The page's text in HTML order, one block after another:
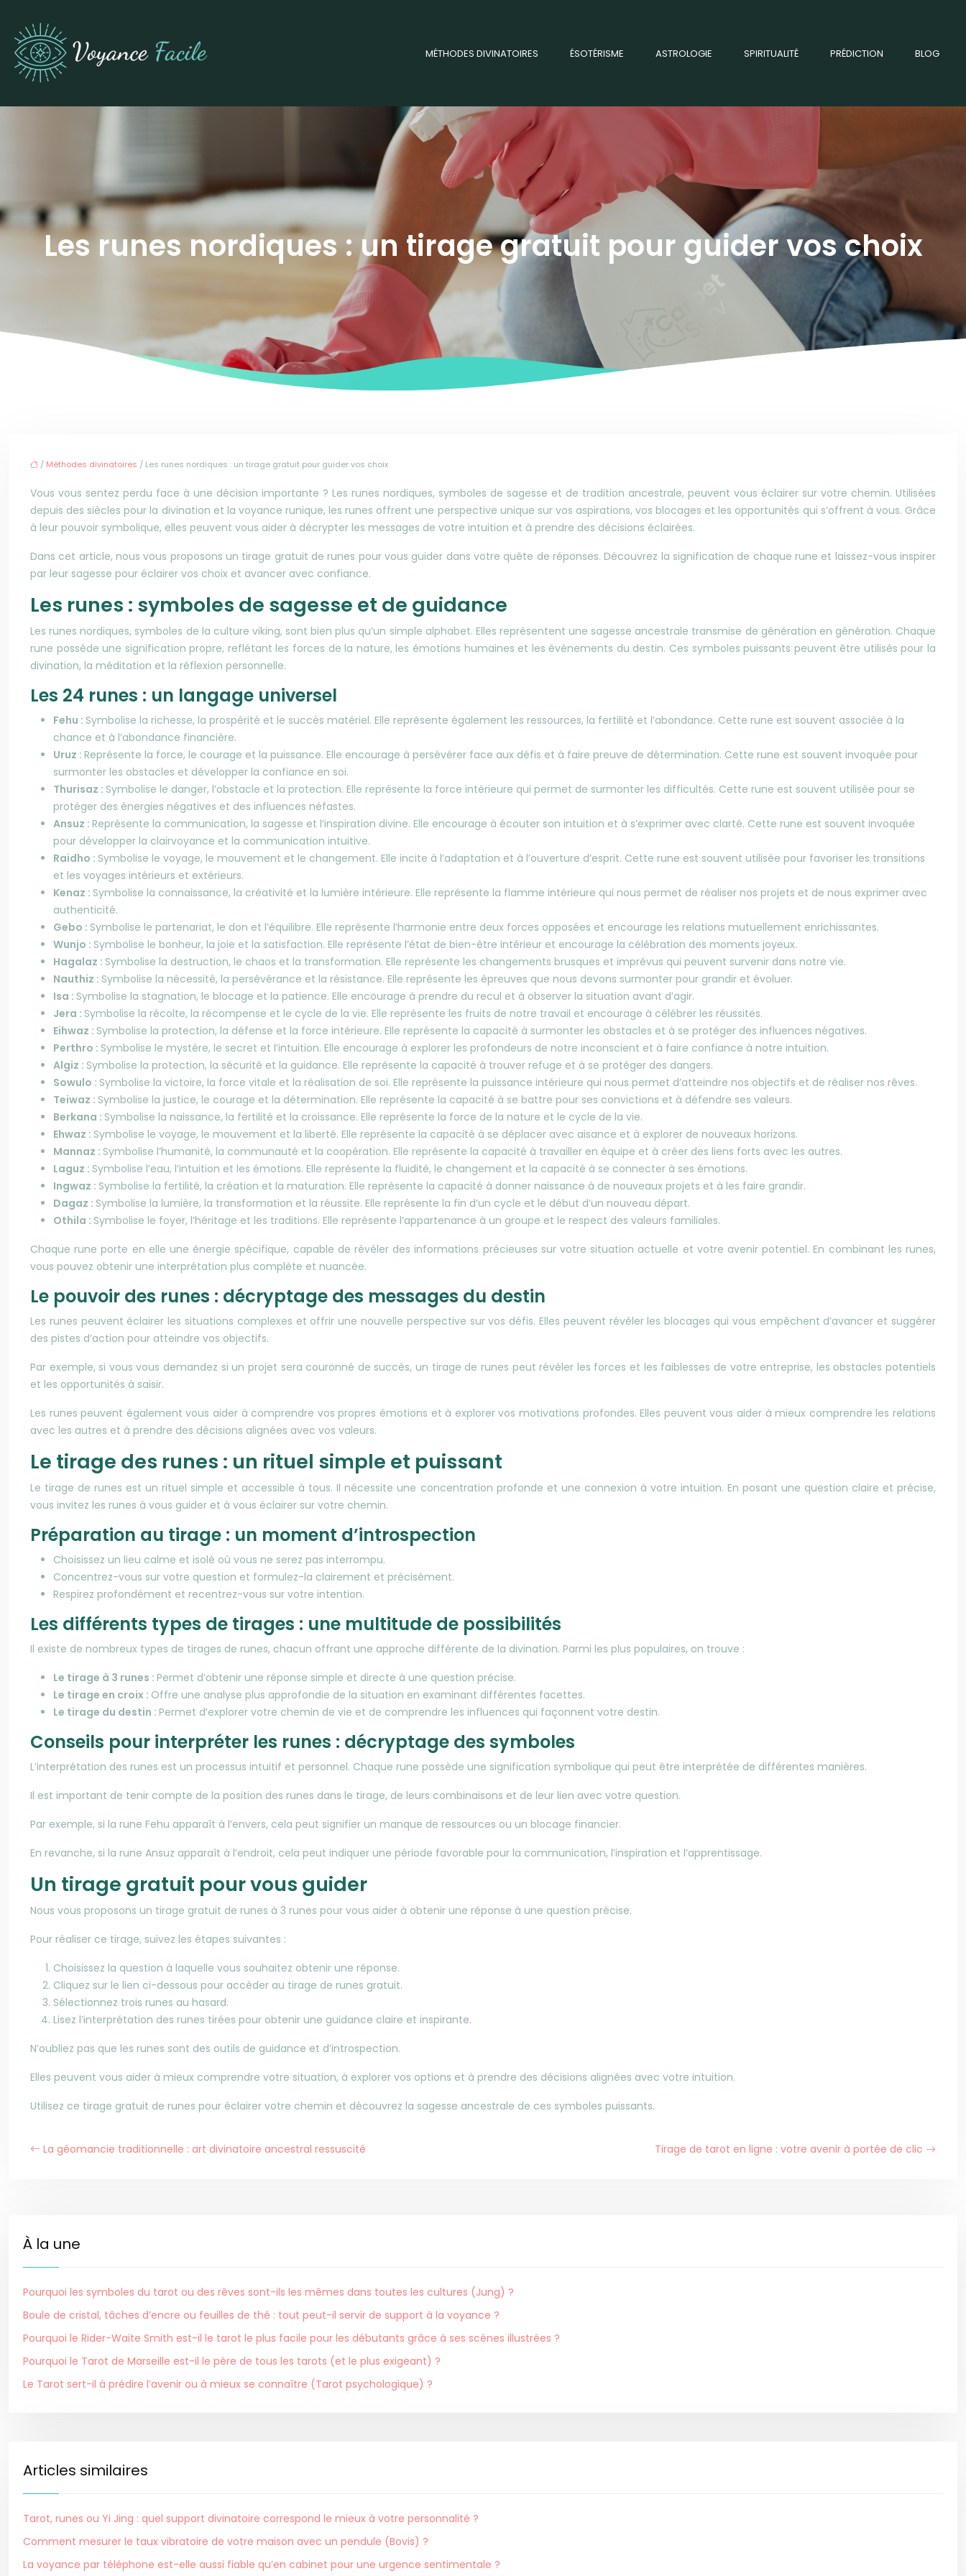
MÉTHODES DIVINATOIRES ÉSOTÉRISME ASTROLOGIE SPIRITUALITÉ PRÉDICTION BLOG
Les runes nordiques : un tirage gratuit pour guider vos choix
/ Méthodes divinatoires / Les runes nordiques : un tirage gratuit pour guider vos choix
Vous vous sentez perdu face à une décision importante ? Les runes nordiques, symboles de sagesse et de tradition ancestrale, peuvent vous éclairer sur votre chemin. Utilisées
depuis des siècles pour la divination et la voyance runique, les runes offrent une perspective unique sur vos aspirations, vos blocages et les opportunités qui s’offrent à vous. Grâce
à leur pouvoir symbolique, elles peuvent vous aider à décrypter les messages de votre intuition et à prendre des décisions éclairées.
Dans cet article, nous vous proposons un tirage gratuit de runes pour vous guider dans votre quête de réponses. Découvrez la signification de chaque rune et laissez-vous inspirer
par leur sagesse pour éclairer vos choix et avancer avec confiance.
Les runes : symboles de sagesse et de guidance
Les runes nordiques, symboles de la culture viking, sont bien plus qu’un simple alphabet. Elles représentent une sagesse ancestrale transmise de génération en génération. Chaque
rune possède une signification propre, reflétant les forces de la nature, les émotions humaines et les événements du destin. Ces symboles puissants peuvent être utilisés pour la
divination, la méditation et la réflexion personnelle.
Les 24 runes : un langage universel
Fehu : Symbolise la richesse, la prospérité et le succès matériel. Elle représente également les ressources, la fertilité et l’abondance. Cette rune est souvent associée à la
chance et à l’abondance financière.
Uruz : Représente la force, le courage et la puissance. Elle encourage à persévérer face aux défis et à faire preuve de détermination. Cette rune est souvent invoquée pour
surmonter les obstacles et développer la confiance en soi.
Thurisaz : Symbolise le danger, l’obstacle et la protection. Elle représente la force intérieure qui permet de surmonter les difficultés. Cette rune est souvent utilisée pour se
protéger des énergies négatives et des influences néfastes.
Ansuz : Représente la communication, la sagesse et l’inspiration divine. Elle encourage à écouter son intuition et à s’exprimer avec clarté. Cette rune est souvent invoquée
pour développer la clairvoyance et la communication intuitive.
Raidho : Symbolise le voyage, le mouvement et le changement. Elle incite à l’adaptation et à l’ouverture d’esprit. Cette rune est souvent utilisée pour favoriser les transitions
et les voyages intérieurs et extérieurs.
Kenaz : Symbolise la connaissance, la créativité et la lumière intérieure. Elle représente la flamme intérieure qui nous permet de réaliser nos projets et de nous exprimer avec
authenticité.
Gebo : Symbolise le partenariat, le don et l’équilibre. Elle représente l’harmonie entre deux forces opposées et encourage les relations mutuellement enrichissantes.
Wunjo : Symbolise le bonheur, la joie et la satisfaction. Elle représente l’état de bien-être intérieur et encourage la célébration des moments joyeux.
Hagalaz : Symbolise la destruction, le chaos et la transformation. Elle représente les changements brusques et imprévus qui peuvent survenir dans notre vie.
Nauthiz : Symbolise la nécessité, la persévérance et la résistance. Elle représente les épreuves que nous devons surmonter pour grandir et évoluer.
Isa : Symbolise la stagnation, le blocage et la patience. Elle encourage à prendre du recul et à observer la situation avant d’agir.
Jera : Symbolise la récolte, la récompense et le cycle de la vie. Elle représente les fruits de notre travail et encourage à célébrer les réussites.
Eihwaz : Symbolise la protection, la défense et la force intérieure. Elle représente la capacité à surmonter les obstacles et à se protéger des influences négatives.
Perthro : Symbolise le mystère, le secret et l’intuition. Elle encourage à explorer les profondeurs de notre inconscient et à faire confiance à notre intuition.
Algiz : Symbolise la protection, la sécurité et la guidance. Elle représente la capacité à trouver refuge et à se protéger des dangers.
Sowulo : Symbolise la victoire, la force vitale et la réalisation de soi. Elle représente la puissance intérieure qui nous permet d’atteindre nos objectifs et de réaliser nos rêves.
Teiwaz : Symbolise la justice, le courage et la détermination. Elle représente la capacité à se battre pour ses convictions et à défendre ses valeurs.
Berkana : Symbolise la naissance, la fertilité et la croissance. Elle représente la force de la nature et le cycle de la vie.
Ehwaz : Symbolise le voyage, le mouvement et la liberté. Elle représente la capacité à se déplacer avec aisance et à explorer de nouveaux horizons.
Mannaz : Symbolise l’humanité, la communauté et la coopération. Elle représente la capacité à travailler en équipe et à créer des liens forts avec les autres.
Laguz : Symbolise l’eau, l’intuition et les émotions. Elle représente la fluidité, le changement et la capacité à se connecter à ses émotions.
Ingwaz : Symbolise la fertilité, la création et la maturation. Elle représente la capacité à donner naissance à de nouveaux projets et à les faire grandir.
Dagaz : Symbolise la lumière, la transformation et la réussite. Elle représente la fin d’un cycle et le début d’un nouveau départ.
Othila : Symbolise le foyer, l’héritage et les traditions. Elle représente l’appartenance à un groupe et le respect des valeurs familiales.
Chaque rune porte en elle une énergie spécifique, capable de révéler des informations précieuses sur votre situation actuelle et votre avenir potentiel. En combinant les runes,
vous pouvez obtenir une interprétation plus complète et nuancée.
Le pouvoir des runes : décryptage des messages du destin
Les runes peuvent éclairer les situations complexes et offrir une nouvelle perspective sur vos défis. Elles peuvent révéler les blocages qui vous empêchent d’avancer et suggérer
des pistes d’action pour atteindre vos objectifs.
Par exemple, si vous vous demandez si un projet sera couronné de succès, un tirage de runes peut révéler les forces et les faiblesses de votre entreprise, les obstacles potentiels
et les opportunités à saisir.
Les runes peuvent également vous aider à comprendre vos propres émotions et à explorer vos motivations profondes. Elles peuvent vous aider à mieux comprendre les relations
avec les autres et à prendre des décisions alignées avec vos valeurs.
Le tirage des runes : un rituel simple et puissant
Le tirage de runes est un rituel simple et accessible à tous. Il nécessite une concentration profonde et une connexion à votre intuition. En posant une question claire et précise,
vous invitez les runes à vous guider et à vous éclairer sur votre chemin.
Préparation au tirage : un moment d’introspection
Choisissez un lieu calme et isolé où vous ne serez pas interrompu.
Concentrez-vous sur votre question et formulez-la clairement et précisément.
Respirez profondément et recentrez-vous sur votre intention.
Les différents types de tirages : une multitude de possibilités
Il existe de nombreux types de tirages de runes, chacun offrant une approche différente de la divination. Parmi les plus populaires, on trouve :
Le tirage à 3 runes : Permet d’obtenir une réponse simple et directe à une question précise.
Le tirage en croix : Offre une analyse plus approfondie de la situation en examinant différentes facettes.
Le tirage du destin : Permet d’explorer votre chemin de vie et de comprendre les influences qui façonnent votre destin.
Conseils pour interpréter les runes : décryptage des symboles
L’interprétation des runes est un processus intuitif et personnel. Chaque rune possède une signification symbolique qui peut être interprétée de différentes manières.
Il est important de tenir compte de la position des runes dans le tirage, de leurs combinaisons et de leur lien avec votre question.
Par exemple, si la rune Fehu apparaît à l’envers, cela peut signifier un manque de ressources ou un blocage financier.
En revanche, si la rune Ansuz apparaît à l’endroit, cela peut indiquer une période favorable pour la communication, l’inspiration et l’apprentissage.
Un tirage gratuit pour vous guider
Nous vous proposons un tirage gratuit de runes à 3 runes pour vous aider à obtenir une réponse à une question précise.
Pour réaliser ce tirage, suivez les étapes suivantes :
Choisissez la question à laquelle vous souhaitez obtenir une réponse.
Cliquez sur le lien ci-dessous pour accéder au tirage de runes gratuit.
Sélectionnez trois runes au hasard.
Lisez l’interprétation des runes tirées pour obtenir une guidance claire et inspirante.
N’oubliez pas que les runes sont des outils de guidance et d’introspection.
Elles peuvent vous aider à mieux comprendre votre situation, à explorer vos options et à prendre des décisions alignées avec votre intuition.
Utilisez ce tirage gratuit de runes pour éclairer votre chemin et découvrez la sagesse ancestrale de ces symboles puissants.
La géomancie traditionnelle : art divinatoire ancestral ressuscité Tirage de tarot en ligne : votre avenir à portée de clic
À la une
Pourquoi les symboles du tarot ou des rêves sont-ils les mêmes dans toutes les cultures (Jung) ?
Boule de cristal, tâches d’encre ou feuilles de thé : tout peut-il servir de support à la voyance ?
Pourquoi le Rider-Waite Smith est-il le tarot le plus facile pour les débutants grâce à ses scènes illustrées ?
Pourquoi le Tarot de Marseille est-il le père de tous les tarots (et le plus exigeant) ?
Le Tarot sert-il à prédire l’avenir ou à mieux se connaître (Tarot psychologique) ?
Articles similaires
Tarot, runes ou Yi Jing : quel support divinatoire correspond le mieux à votre personnalité ?
Comment mesurer le taux vibratoire de votre maison avec un pendule (Bovis) ?
La voyance par téléphone est-elle aussi fiable qu’en cabinet pour une urgence sentimentale ?